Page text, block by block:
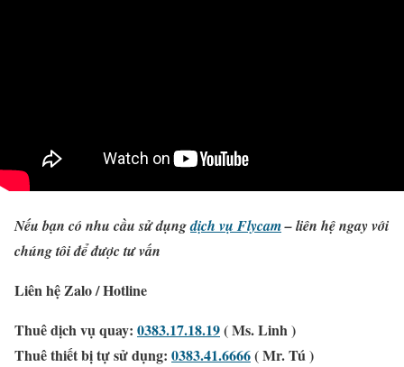
Nếu bạn có nhu cầu sử dụngdịch vụ Flycam– liên hệ ngay với
chúng tôi để được tư vấn
Liên hệ Zalo / Hotline
Thuê dịch vụ quay: 0383.17.18.19( Ms. Linh )
Thuê thiết bị tự sử dụng: 0383.41.6666( Mr. Tú )